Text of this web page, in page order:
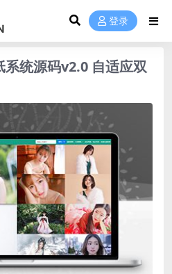
登录
系统源码v2.0 自适应双